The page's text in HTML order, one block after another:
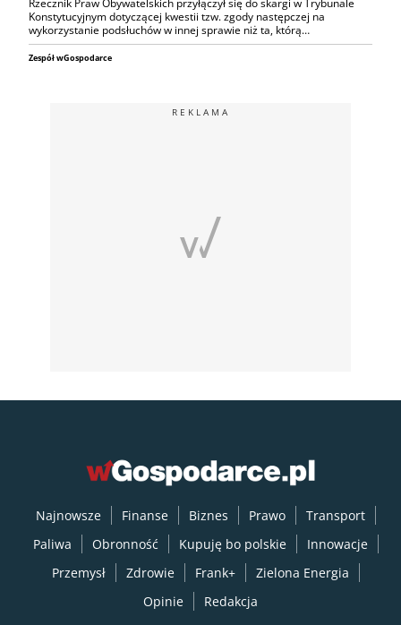
Rzecznik Praw Obywatelskich przyłączył się do skargi w Trybunale
Konstytucyjnym dotyczącej kwestii tzw. zgody następczej na
wykorzystanie podsłuchów w innej sprawie niż ta, którą…
Zespół wGospodarce
REKLAMA
Najnowsze Finanse Biznes Prawo
Transport
Paliwa
Obronność Kupuję bo polskie
Innowacje
Przemysł
Zdrowie Frank+
Zielona Energia
Opinie
Redakcja